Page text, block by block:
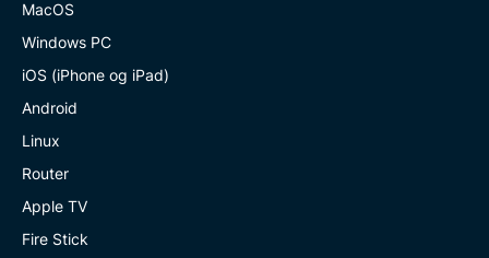
MacOS
Windows PC
iOS (iPhone og iPad)
Android
Linux
Router
Apple TV
Fire Stick